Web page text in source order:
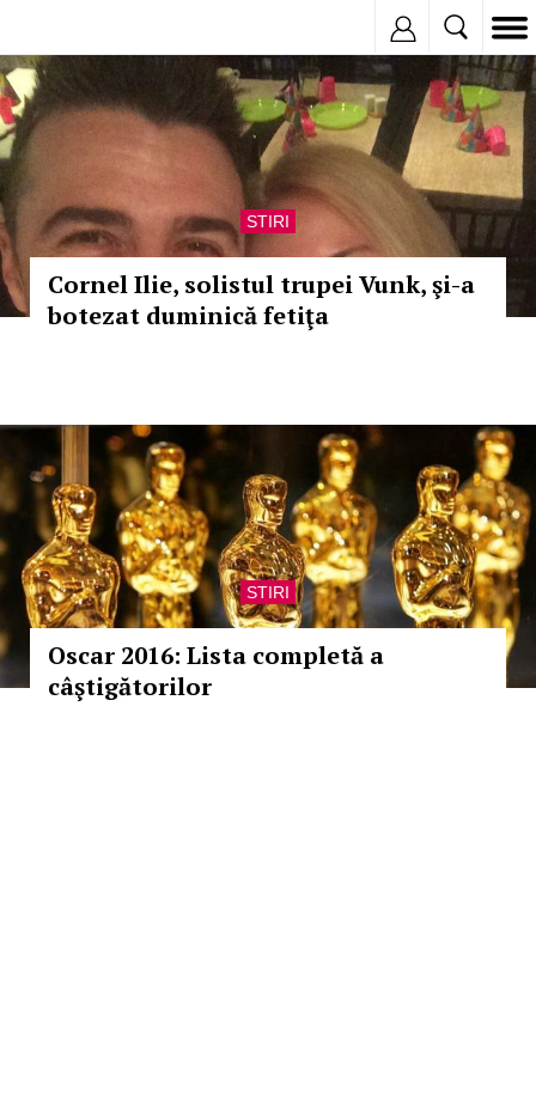
STIRI
Cornel Ilie, solistul trupei Vunk, şi-a
botezat duminică fetiţa
STIRI
Oscar 2016: Lista completă a
câştigătorilor